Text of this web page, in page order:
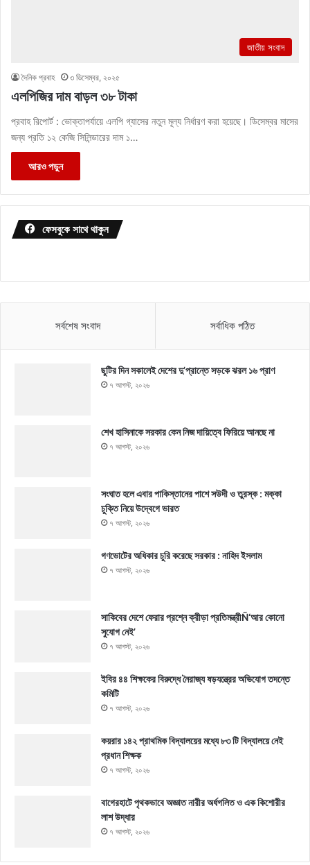
জাতীয় সংবাদ
দৈনিক প্রবাহ ৩ ডিসেম্বর, ২০২৫
এলপিজির দাম বাড়ল ৩৮ টাকা
প্রবাহ রিপোর্ট : ভোক্তাপর্যায়ে এলপি গ্যাসের নতুন মূল্য নির্ধারণ করা হয়েছে। ডিসেম্বর মাসের
জন্য প্রতি ১২ কেজি সিলিন্ডারের দাম ১…
আরও পড়ুন
ফেসবুকে সাথে থাকুন
সর্বশেষ সংবাদ সর্বাধিক পঠিত
ছুটির দিন সকালেই দেশের দু’প্রান্তে সড়কে ঝরল ১৬ প্রাণ
৭ আগস্ট, ২০২৬
শেখ হাসিনাকে সরকার কেন নিজ দায়িত্বে ফিরিয়ে আনছে না
৭ আগস্ট, ২০২৬
সংঘাত হলে এবার পাকিস্তানের পাশে সউদী ও তুরস্ক : মক্কা
চুক্তি নিয়ে উদ্বেগে ভারত
৭ আগস্ট, ২০২৬
গণভোটের অধিকার চুরি করেছে সরকার : নাহিদ ইসলাম
৭ আগস্ট, ২০২৬
সাকিবের দেশে ফেরার প্রশ্নে ক্রীড়া প্রতিমন্ত্রীÑ‘আর কোনো
সুযোগ নেই’
৭ আগস্ট, ২০২৬
ইবির ৪৪ শিক্ষকের বিরুদ্ধে নৈরাজ্য ষড়যন্ত্রের অভিযোগ তদন্তে
কমিটি
৭ আগস্ট, ২০২৬
কয়রার ১৪২ প্রাথমিক বিদ্যালয়ের মধ্যে ৮৩ টি বিদ্যালয়ে নেই
প্রধান শিক্ষক
৭ আগস্ট, ২০২৬
বাগেরহাটে পৃথকভাবে অজ্ঞাত নারীর অর্ধগলিত ও এক কিশোরীর
লাশ উদ্ধার
৭ আগস্ট, ২০২৬